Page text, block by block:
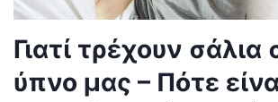
Γιατί τρέχουν σάλια
ύπνο μας – Πότε